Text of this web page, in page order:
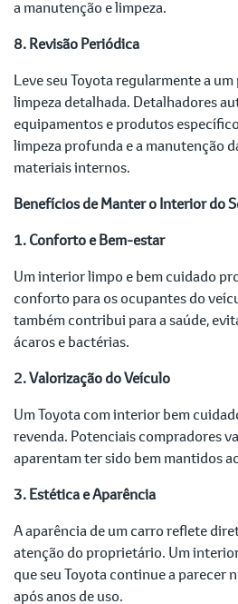
a manutenção e limpeza.
8. Revisão Periódica
Leve seu Toyota regularmente a
limpeza detalhada. Detalhadores
equipamentos e produtos
limpeza profunda e a manutenção
materiais internos.
Benefícios de Manter o Interior do
1. Conforto e Bem-estar
Um interior limpo e bem cuidado
conforto para os ocupantes do
também contribui para a saúde,
ácaros e bactérias.
2. Valorização do Veículo
Um Toyota com interior bem
revenda. Potenciais compradores
aparentam ter sido bem mantidos
3. Estética e Aparência
A aparência de um carro reflete
atenção do proprietário. Um
que seu Toyota continue a parecer
após anos de uso.